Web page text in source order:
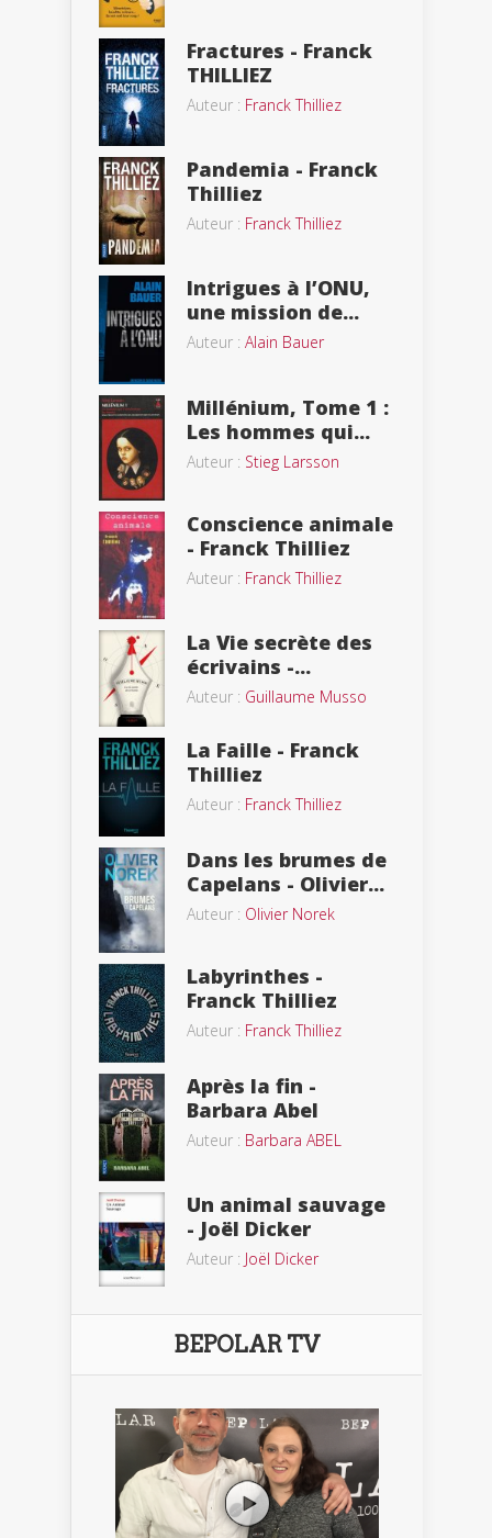
Fractures - Franck
THILLIEZ
Auteur : Franck Thilliez
Pandemia - Franck
Thilliez
Auteur : Franck Thilliez
Intrigues à l’ONU,
une mission de...
Auteur : Alain Bauer
Millénium, Tome 1 :
Les hommes qui...
Auteur : Stieg Larsson
Conscience animale
- Franck Thilliez
Auteur : Franck Thilliez
La Vie secrète des
écrivains -...
Auteur : Guillaume Musso
La Faille - Franck
Thilliez
Auteur : Franck Thilliez
Dans les brumes de
Capelans - Olivier...
Auteur : Olivier Norek
Labyrinthes -
Franck Thilliez
Auteur : Franck Thilliez
Après la fin -
Barbara Abel
Auteur : Barbara ABEL
Un animal sauvage
- Joël Dicker
Auteur : Joël Dicker
BEPOLAR TV